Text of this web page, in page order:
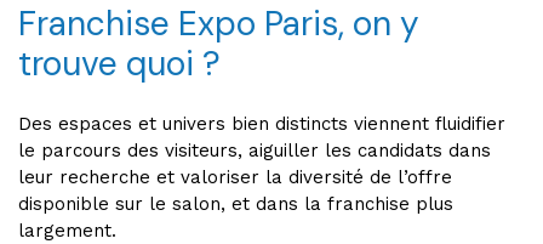
Franchise Expo Paris, on y
trouve quoi ?
Des espaces et univers bien distincts viennent fluidifier
le parcours des visiteurs, aiguiller les candidats dans
leur recherche et valoriser la diversité de l’offre
disponible sur le salon, et dans la franchise plus
largement.